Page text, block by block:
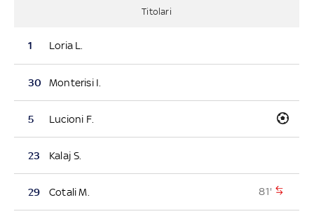
Titolari
1 Loria L.
30 Monterisi I.
5 Lucioni F.
23 Kalaj S.
29 Cotali M. 81'